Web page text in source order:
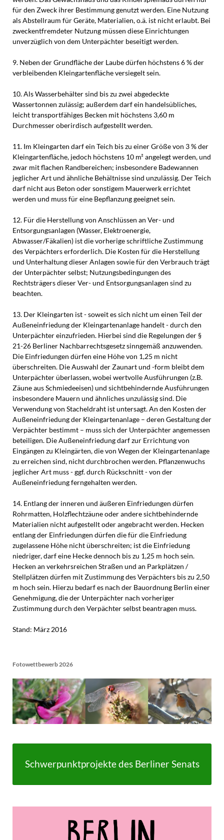
für den Zweck ihrer Bestimmung genutzt werden. Eine Nutzung
als Abstellraum für Geräte, Materialien, o.ä. ist nicht erlaubt. Bei
zweckentfremdeter Nutzung müssen diese Einrichtungen
unverzüglich von dem Unterpächter beseitigt werden.
9. Neben der Grundfläche der Laube dürfen höchstens 6 % der
verbleibenden Kleingartenfläche versiegelt sein.
10. Als Wasserbehälter sind bis zu zwei abgedeckte
Wassertonnen zulässig; außerdem darf ein handelsübliches,
leicht transportfähiges Becken mit höchstens 3,60 m
Durchmesser oberirdisch aufgestellt werden.
11. Im Kleingarten darf ein Teich bis zu einer Größe von 3 % der
Kleingartenfläche, jedoch höchstens 10 m² angelegt werden, und
zwar mit flachen Randbereichen; insbesondere Badewannen
jeglicher Art und ähnliche Behältnisse sind unzulässig. Der Teich
darf nicht aus Beton oder sonstigem Mauerwerk errichtet
werden und muss für eine Bepflanzung geeignet sein.
12. Für die Herstellung von Anschlüssen an Ver- und
Entsorgungsanlagen (Wasser, Elektroenergie,
Abwasser/Fäkalien) ist die vorherige schriftliche Zustimmung
des Verpächters erforderlich. Die Kosten für die Herstellung
und Unterhaltung dieser Anlagen sowie für den Verbrauch trägt
der Unterpächter selbst; Nutzungsbedingungen des
Rechtsträgers dieser Ver- und Entsorgungsanlagen sind zu
beachten.
13. Der Kleingarten ist - soweit es sich nicht um einen Teil der
Außeneinfriedung der Kleingartenanlage handelt - durch den
Unterpächter einzufrieden. Hierbei sind die Regelungen der §
21-26 Berliner Nachbarrechtsgesetz sinngemäß anzuwenden.
Die Einfriedungen dürfen eine Höhe von 1,25 m nicht
überschreiten. Die Auswahl der Zaunart und -form bleibt dem
Unterpächter überlassen, wobei wertvolle Ausführungen (z.B.
Zäune aus Schmiedeeisen) und sichtbehindernde Ausführungen
insbesondere Mauern und ähnliches unzulässig sind. Die
Verwendung von Stacheldraht ist untersagt. An den Kosten der
Außeneinfriedung der Kleingartenanlage – deren Gestaltung der
Verpächter bestimmt – muss sich der Unterpächter angemessen
beteiligen. Die Außeneinfriedung darf zur Errichtung von
Eingängen zu Kleingärten, die von Wegen der Kleingartenanlage
zu erreichen sind, nicht durchbrochen werden. Pflanzenwuchs
jeglicher Art muss - ggf. durch Rückschnitt - von der
Außeneinfriedung ferngehalten werden.
14. Entlang der inneren und äußeren Einfriedungen dürfen
Rohrmatten, Holzflechtzäune oder andere sichtbehindernde
Materialien nicht aufgestellt oder angebracht werden. Hecken
entlang der Einfriedungen dürfen die für die Einfriedung
zugelassene Höhe nicht überschreiten; ist die Einfriedung
niedriger, darf eine Hecke dennoch bis zu 1,25 m hoch sein.
Hecken an verkehrsreichen Straßen und an Parkplätzen /
Stellplätzen dürfen mit Zustimmung des Verpächters bis zu 2,50
m hoch sein. Hierzu bedarf es nach der Bauordnung Berlin einer
Genehmigung, die der Unterpächter nach vorheriger
Zustimmung durch den Verpächter selbst beantragen muss.
Stand: März 2016
Fotowettbewerb 2026
Schwerpunktprojekte des Berliner Senats